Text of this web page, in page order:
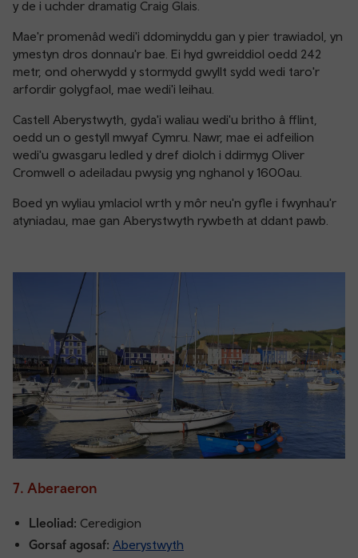
y de i uchder dramatig Craig Glais.
Mae'r promenâd wedi'i ddominyddu gan y pier trawiadol, yn
ymestyn dros donnau'r bae. Ei hyd gwreiddiol oedd 242
metr, ond oherwydd y stormydd gwyllt sydd wedi taro'r
arfordir golygfaol, mae wedi'i leihau.
Castell Aberystwyth, gyda'i waliau wedi'u britho â fflint,
oedd un o gestyll mwyaf Cymru. Nawr, mae ei adfeilion
wedi'u gwasgaru ledled y dref diolch i ddirmyg Oliver
Cromwell o adeiladau pwysig yng nghanol y 1600au.
Boed yn wyliau ymlaciol wrth y môr neu'n gyfle i fwynhau'r
atyniadau, mae gan Aberystwyth rywbeth at ddant pawb.
7. Aberaeron
Lleoliad: Ceredigion
Gorsaf agosaf: Aberystwyth